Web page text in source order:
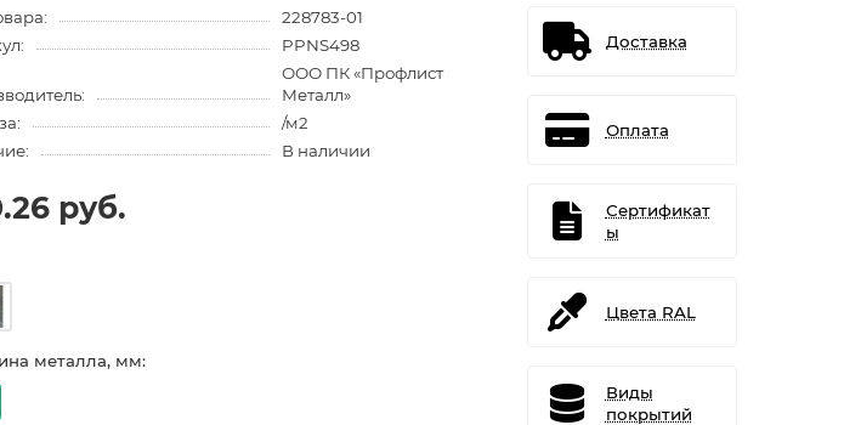
228783-01
PPNS498
ООО ПК «Профлист
Металл»
/м2
В наличии
руб.
металла, мм:
Доставка
Оплата
Сертификат
ы
Цвета RAL
Виды
покрытий